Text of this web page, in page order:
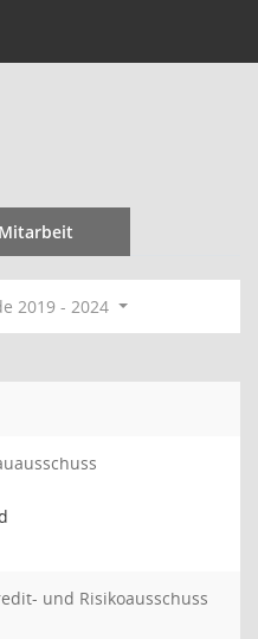
Mitarbeit
2019 - 2024
und Risikoausschuss